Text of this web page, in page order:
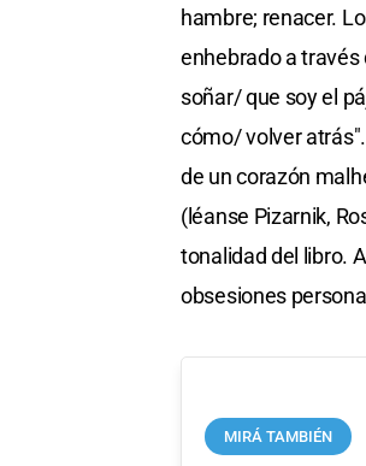
hambre; renacer.
enhebrado a
soñar/ que soy el
cómo/ volver
de un corazón
(léanse Pizarnik,
tonalidad del libro.
obsesiones
MIRÁ TAMBIÉN